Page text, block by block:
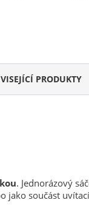
PRODUKTY
. Jednorázový
jako součást